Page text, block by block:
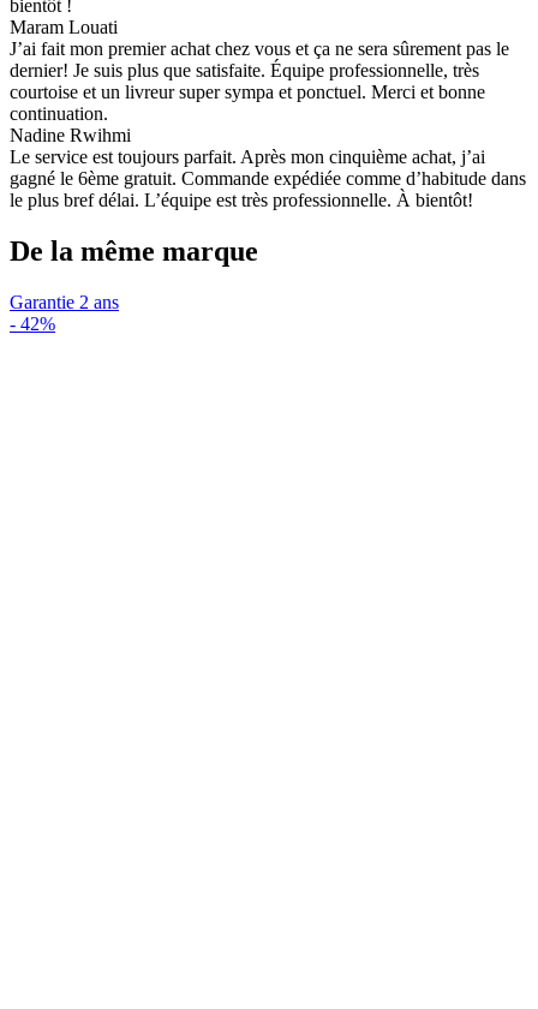
bientôt !
Maram Louati
J’ai fait mon premier achat chez vous et ça ne sera sûrement pas le
dernier! Je suis plus que satisfaite. Équipe professionnelle, très
courtoise et un livreur super sympa et ponctuel. Merci et bonne
continuation.
Nadine Rwihmi
Le service est toujours parfait. Après mon cinquième achat, j’ai
gagné le 6ème gratuit. Commande expédiée comme d’habitude dans
le plus bref délai. L’équipe est très professionnelle. À bientôt!
De la même marque
Garantie 2 ans
- 42%